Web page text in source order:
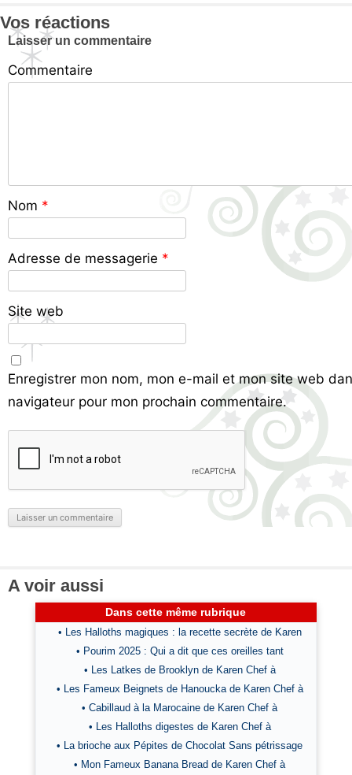
Vos réactions
Laisser un commentaire
Commentaire
Nom *
Adresse de messagerie *
Site web
Enregistrer mon nom, mon e-mail et mon site web
navigateur pour mon prochain commentaire.
A voir aussi
Dans cette même rubrique
• Les Halloths magiques : la recette secrète de Karen
• Pourim 2025 : Qui a dit que ces oreilles tant
• Les Latkes de Brooklyn de Karen Chef à
• Les Fameux Beignets de Hanoucka de Karen Chef à
• Cabillaud à la Marocaine de Karen Chef à
• Les Halloths digestes de Karen Chef à
• La brioche aux Pépites de Chocolat Sans pétrissage
• Mon Fameux Banana Bread de Karen Chef à